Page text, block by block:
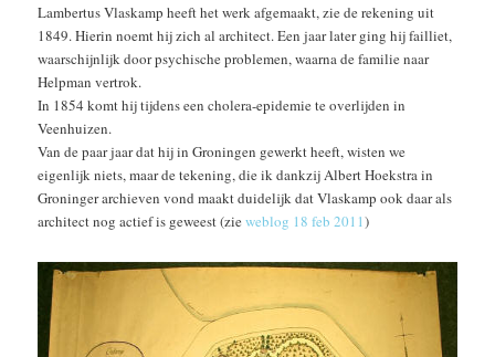
Lambertus Vlaskamp heeft het werk afgemaakt, zie de rekening uit
1849. Hierin noemt hij zich al architect. Een jaar later ging hij failliet,
waarschijnlijk door psychische problemen, waarna de familie naar
Helpman vertrok.
In 1854 komt hij tijdens een cholera-epidemie te overlijden in
Veenhuizen.
Van de paar jaar dat hij in Groningen gewerkt heeft, wisten we
eigenlijk niets, maar de tekening, die ik dankzij Albert Hoekstra in
Groninger archieven vond maakt duidelijk dat Vlaskamp ook daar als
architect nog actief is geweest (zieweblog 18 feb 2011)